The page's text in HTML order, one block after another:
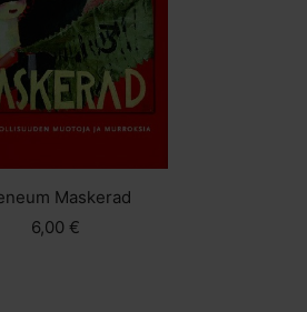
Maskerad
6,00 €